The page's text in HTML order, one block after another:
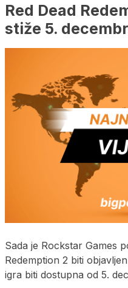
Red Dead
stiže 5.
Sada je Rockstar Games
Redemption 2 biti
igra biti dostupna od 5.